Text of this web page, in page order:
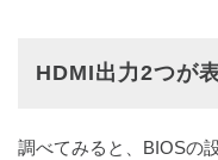
HDMI出力2つが
調べてみると、BIOSの